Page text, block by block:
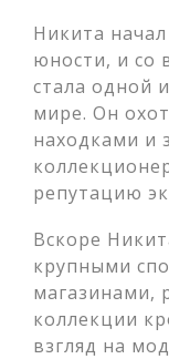
Никита
юности, и со
стала одной
мире. Он
находками и
репутацию
Вскоре
крупными
магазинами,
коллекции
взгляд на